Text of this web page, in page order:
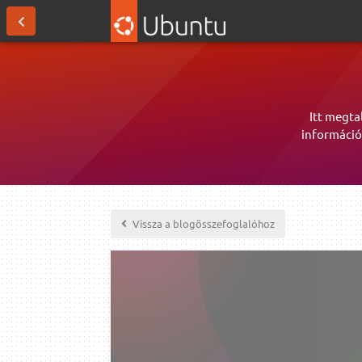
Itt
Vissza a blogösszefoglalóhoz